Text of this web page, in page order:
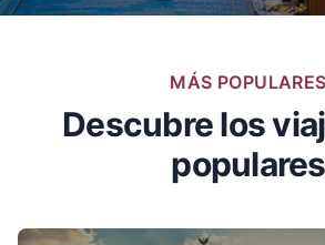
MÁS POPULARES
Descubre los
populares